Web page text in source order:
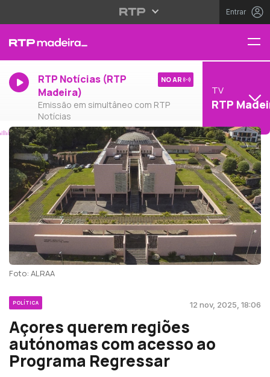
Entrar
RTP Notícias (RTP
Madeira)
Emissão em simultâneo com RTP
Notícias
NO AR
TV
RTP
Foto: ALRAA
POLÍTICA 12 nov, 2025, 18:06
Açores querem regiões
autónomas com acesso ao
Programa Regressar